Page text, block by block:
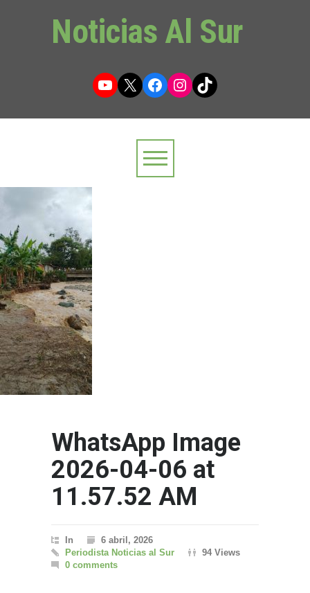
Noticias Al Sur
YouTube
X Facebook
Instagram
TikTok
WhatsApp Image
2026-04-06 at
11.57.52 AM
In
6 abril, 2026
Periodista Noticias al Sur
94 Views
0 comments